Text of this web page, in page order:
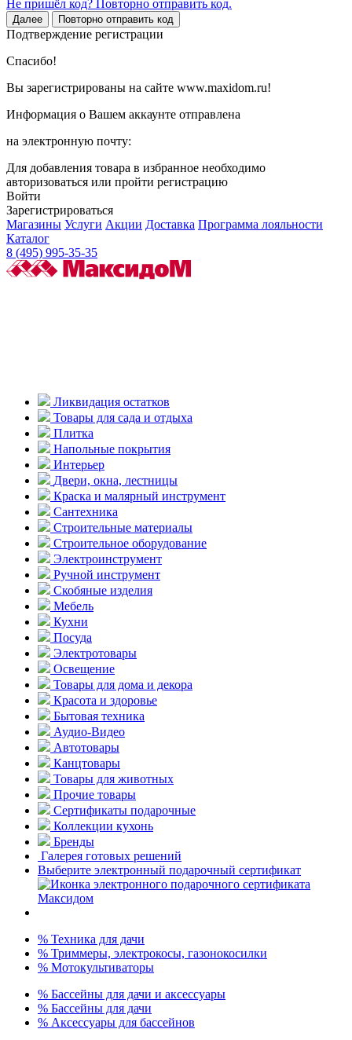
Не пришёл код? Повторно отправить код.
Далее Повторно отправить код
Подтверждение регистрации
Спасибо!
Вы зарегистрированы на сайте www.maxidom.ru!
Информация о Вашем аккаунте отправлена
на электронную почту:
Для добавления товара в избранное необходимо
авторизоваться или пройти регистрацию
Войти
Зарегистрироваться
Магазины Услуги Акции Доставка Программа лояльности
Каталог
8 (495) 995-35-35
Ликвидация остатков
Товары для сада и отдыха
Плитка
Напольные покрытия
Интерьер
Двери, окна, лестницы
Краска и малярный инструмент
Сантехника
Строительные материалы
Строительное оборудование
Электроинструмент
Ручной инструмент
Скобяные изделия
Мебель
Кухни
Посуда
Электротовары
Освещение
Товары для дома и декора
Красота и здоровье
Бытовая техника
Аудио-Видео
Автотовары
Канцтовары
Товары для животных
Прочие товары
Сертификаты подарочные
Коллекции кухонь
Бренды
Галерея готовых решений
Выберите электронный подарочный сертификат
% Техника для дачи
% Триммеры, электрокосы, газонокосилки
% Мотокультиваторы
% Бассейны для дачи и аксессуары
% Бассейны для дачи
% Аксессуары для бассейнов